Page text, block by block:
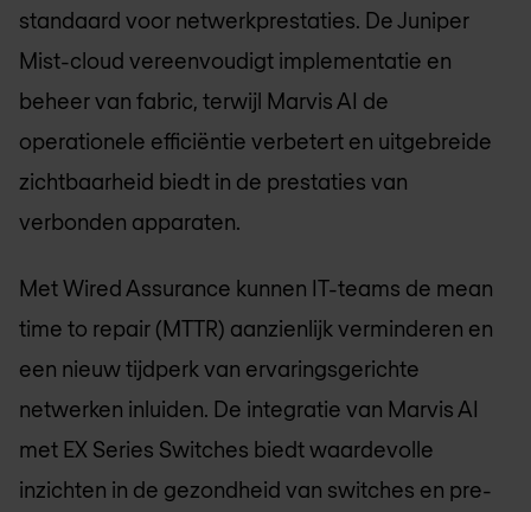
standaard voor netwerkprestaties. De Juniper
Mist-cloud vereenvoudigt implementatie en
beheer van fabric, terwijl Marvis AI de
operationele efficiëntie verbetert en uitgebreide
zichtbaarheid biedt in de prestaties van
verbonden apparaten.
Met Wired Assurance kunnen IT-teams de mean
time to repair (MTTR) aanzienlijk verminderen en
een nieuw tijdperk van ervaringsgerichte
netwerken inluiden. De integratie van Marvis AI
met EX Series Switches biedt waardevolle
inzichten in de gezondheid van switches en pre-